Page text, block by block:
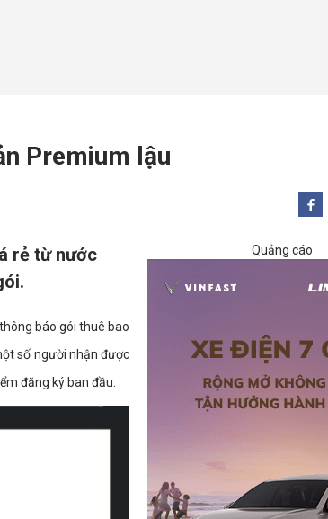
Premium lậu
rẻ từ nước
báo gói thuê bao
số người nhận được
đăng ký ban đầu.
Quảng cáo